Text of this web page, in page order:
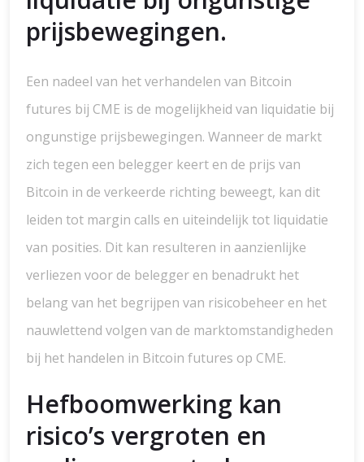
prijsbewegingen.
Een nadeel van het verhandelen van Bitcoin
futures bij CME is de mogelijkheid van liquidatie bij
ongunstige prijsbewegingen. Wanneer de markt
zich tegen een belegger keert en de prijs van
Bitcoin in de verkeerde richting beweegt, kan dit
leiden tot margin calls en uiteindelijk tot liquidatie
van posities. Dit kan resulteren in aanzienlijke
verliezen voor de belegger en benadrukt het
belang van het begrijpen van risicobeheer en het
nauwlettend volgen van de marktomstandigheden
bij het handelen in Bitcoin futures op CME.
Hefboomwerking kan
risico’s vergroten en